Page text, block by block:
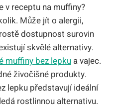
v receptu na muffiny?
Může jít o alergii,
dostupnost surovin
skvělé alternativy.
muffiny bez lepku a vajec.
živočišné produkty.
lepku představují ideální
rostlinnou alternativu.